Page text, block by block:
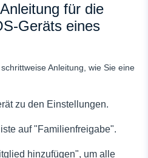
für die
Geräts eines
Anleitung, wie Sie eine
zu den Einstellungen.
auf "Familienfreigabe".
hinzufügen", um alle